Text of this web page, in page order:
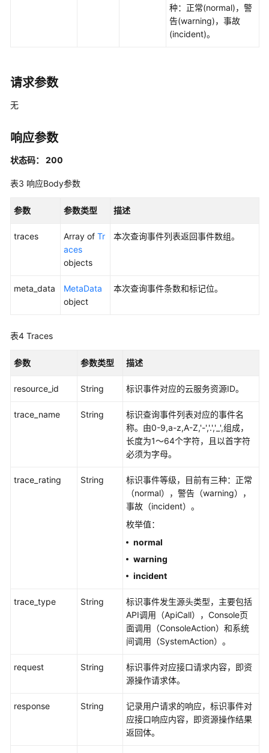
表
(v2.0)
追
踪
管
授
SDK
考
码
视
文
载
种：正常(normal)，警
告(warning)，事故
(incident)。
请求参数
无
响应参数
状态码： 200
表3 响应Body参数
参数 参数类型 描述
traces Array of Tr
aces
objects
本次查询事件列表返回事件数组。
meta_data
MetaData
object
本次查询事件条数和标记位。
表4 Traces
参数 参数类型 描述
resource_id String 标识事件对应的云服务资源ID。
trace_name String
标识查询事件列表对应的事件名
称。由0-9,a-z,A-Z,'-','.','_',组成，
长度为1～64个字符，且以首字符
必须为字母。
trace_rating String
标识事件等级，目前有三种：正常
（normal），警告（warning），
事故（incident）。
枚举值：
normal
warning
incident
trace_type String
标识事件发生源头类型，主要包括
API调用（ApiCall），Console页
面调用（ConsoleAction）和系统
间调用（SystemAction）。
request String
标识事件对应接口请求内容，即资
源操作请求体。
response String
记录用户请求的响应，标识事件对
应接口响应内容，即资源操作结果
返回体。